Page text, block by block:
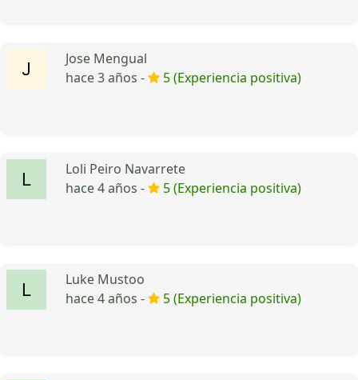
Jose Mengual
hace 3 años -
5 (Experiencia positiva)
Loli Peiro Navarrete
hace 4 años -
5 (Experiencia positiva)
Luke Mustoo
hace 4 años -
5 (Experiencia positiva)